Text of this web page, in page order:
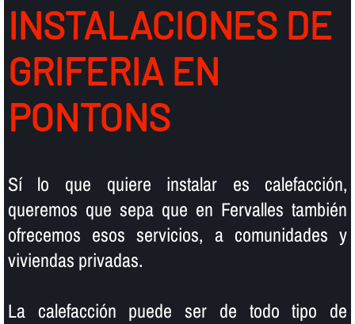
INSTALACIONES DE
GRIFERIA EN
PONTONS
Sí­ lo que quiere instalar es calefacción,
queremos que sepa que en Fervalles también
ofrecemos esos servicios, a comunidades y
viviendas privadas.
La calefacción puede ser de todo tipo de